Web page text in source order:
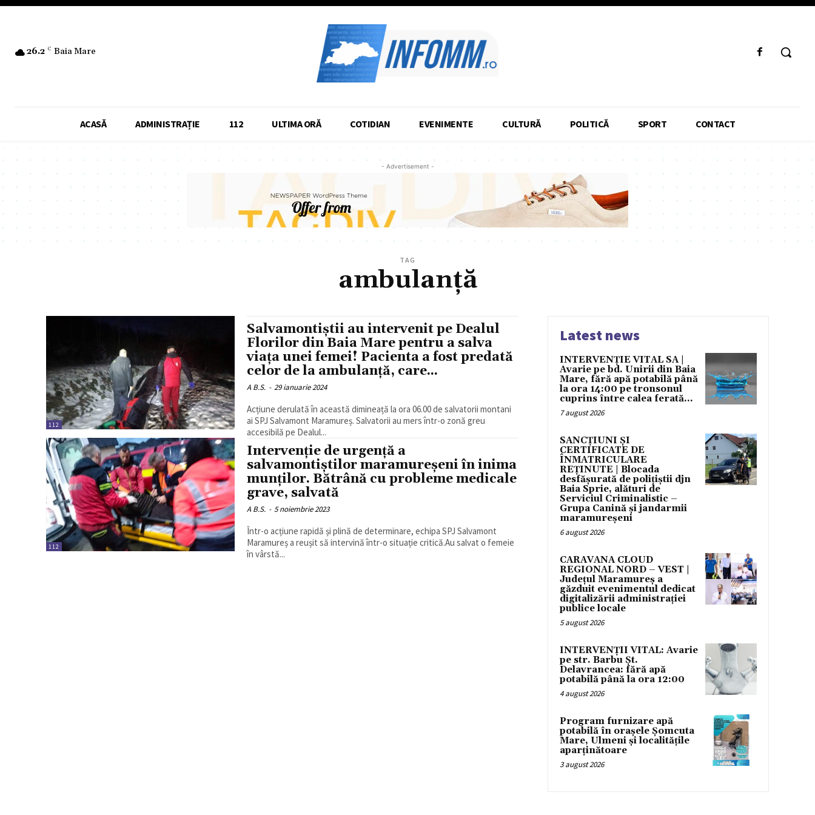
26.2 C Baia Mare
ACASĂ ADMINISTRAȚIE 112 ULTIMA ORĂ COTIDIAN EVENIMENTE CULTURĂ POLITICĂ SPORT CONTACT
- Advertisement -
TAG
ambulanță
112
Salvamontiștii au intervenit pe Dealul
Florilor din Baia Mare pentru a salva
viața unei femei! Pacienta a fost predată
celor de la ambulanță, care...
A B.S. - 29 ianuarie 2024
Acțiune derulată în această dimineață la ora 06.00 de salvatorii montani
ai SPJ Salvamont Maramureș. Salvatorii au mers într-o zonă greu
accesibilă pe Dealul...
112
Intervenție de urgență a
salvamontiștilor maramureșeni în inima
munților. Bătrână cu probleme medicale
grave, salvată
A B.S. - 5 noiembrie 2023
Într-o acțiune rapidă și plină de determinare, echipa SPJ Salvamont
Maramureș a reușit să intervină într-o situație critică.Au salvat o femeie
în vârstă...
Latest news
INTERVENȚIE VITAL SA |
Avarie pe bd. Unirii din Baia
Mare, fără apă potabilă până
la ora 14:00 pe tronsonul
cuprins între calea ferată...
7 august 2026
SANCȚIUNI ȘI
CERTIFICATE DE
ÎNMATRICULARE
REȚINUTE | Blocada
desfășurată de polițiștii djn
Baia Sprie, alături de
Serviciul Criminalistic –
Grupa Canină și jandarmii
maramureșeni
6 august 2026
CARAVANA CLOUD
REGIONAL NORD – VEST |
Județul Maramureș a
găzduit evenimentul dedicat
digitalizării administrației
publice locale
5 august 2026
INTERVENȚII VITAL: Avarie
pe str. Barbu Șt.
Delavrancea: fără apă
potabilă până la ora 12:00
4 august 2026
Program furnizare apă
potabilă în orașele Șomcuta
Mare, Ulmeni și localitățile
aparținătoare
3 august 2026